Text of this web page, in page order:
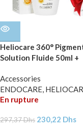
Heliocare 360°
Solution Fluide 50ml +
Accessories
ENDOCARE,
En rupture
297,37Dhs 230,22 Dhs